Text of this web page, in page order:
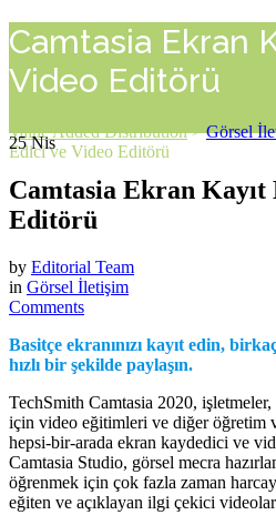
Camtasia Ekran
Video Editörü
Value Added Distribution>Görsel
Edici ve Video Editörü
25 Nis
Camtasia Ekran Kayıt
Editörü
by Editorial Team
in Görsel İletişim
Comments
Basitçe ekranınızı kayıt edin,
hızlı bir şekilde paylaşın.
TechSmith Camtasia 2020,
için video eğitimleri ve diğer öğretim
hepsi-bir-arada ekran kaydedici ve
Camtasia Studio, görsel mecra
öğrenmek için çok fazla zaman
eğiten ve açıklayan ilgi çekici